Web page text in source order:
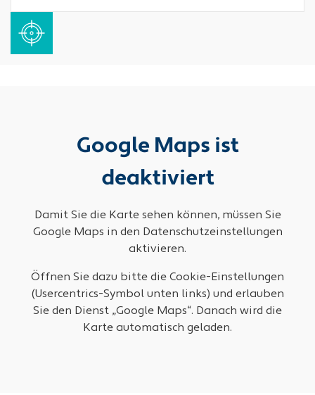
Google Maps ist
deaktiviert
Damit Sie die Karte sehen können, müssen Sie
Google Maps in den Datenschutzeinstellungen
aktivieren.
Öffnen Sie dazu bitte die Cookie-Einstellungen
(Usercentrics-Symbol unten links) und erlauben
Sie den Dienst „Google Maps“. Danach wird die
Karte automatisch geladen.